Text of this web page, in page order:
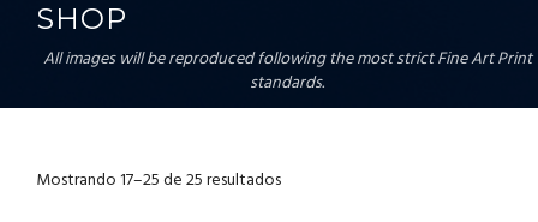
SHOP
All images will be reproduced following the most strict Fine Art Print
standards.
Mostrando 17–25 de 25 resultados